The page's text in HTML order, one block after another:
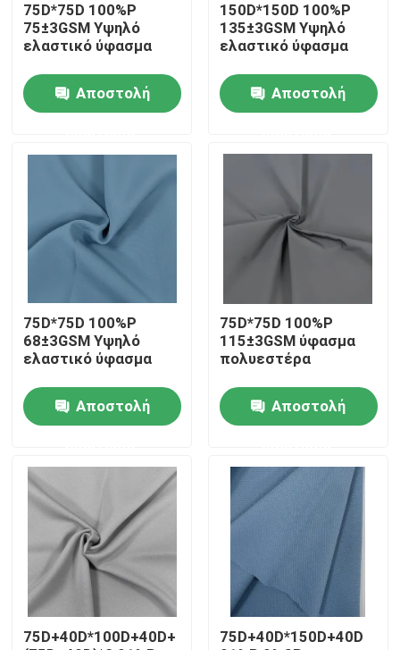
Προϊόντα
Σχετικά με εμάς
Γύρος εργοστασίων
Ποιοτικός έλεγχος
επαφή
Νέα
Όλες οι περιπτώσεις
Ύφασμα μνήμης πολυεστέρα
Taffeta πολυεστέρα ύφασμα
75D*75D 100%P
75±3GSM Υψηλό
ελαστικό ύφασμα
Αποστολή
150D*150D 100%P
135±3GSM Υψηλό
ελαστικό ύφασμα
Αποστολή
75D*75D 100%P
68±3GSM Υψηλό
ελαστικό ύφασμα
Αποστολή
75D*75D 100%P
115±3GSM ύφασμα
πολυεστέρα
Αποστολή
75D+40D*100D+40D+
75D+40D*150D+40D